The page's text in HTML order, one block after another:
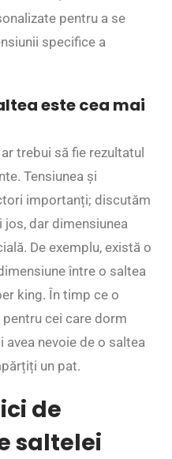
pentru a se
specifice a
este cea mai
trebui să fie rezultatul
Tensiunea și
importanți; discutăm
dar dimensiunea
De exemplu, există o
între o saltea
king. În timp ce o
cei care dorm
nevoie de o saltea
un pat.
de
saltelei